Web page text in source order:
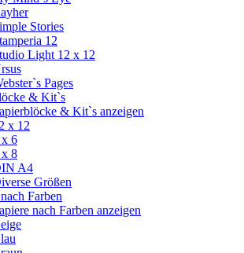
Stories
12
Light 12 x 12
Pages
& Kit`s
& Kit`s anzeigen
x 12
6
8
A4
Größen
Farben
nach Farben anzeigen